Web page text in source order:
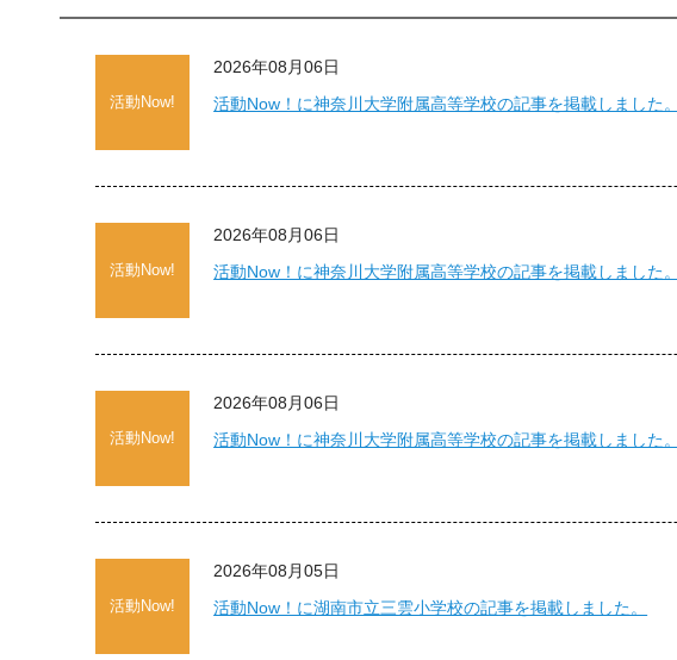
活動Now!
2026年08月06日
活動Now！に神奈川大学附属高等学校の記事を掲載しました。
活動Now!
2026年08月06日
活動Now！に神奈川大学附属高等学校の記事を掲載しました。
活動Now!
2026年08月06日
活動Now！に神奈川大学附属高等学校の記事を掲載しました。
活動Now!
2026年08月05日
活動Now！に湖南市立三雲小学校の記事を掲載しました。